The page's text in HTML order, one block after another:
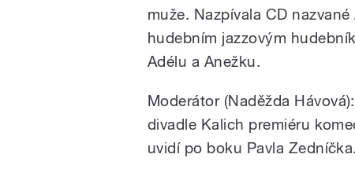
muže. Nazpívala CD
hudebním jazzovým
Adélu a Anežku.
Moderátor (Naděžda
divadle Kalich premiéru
uvidí po boku Pavla